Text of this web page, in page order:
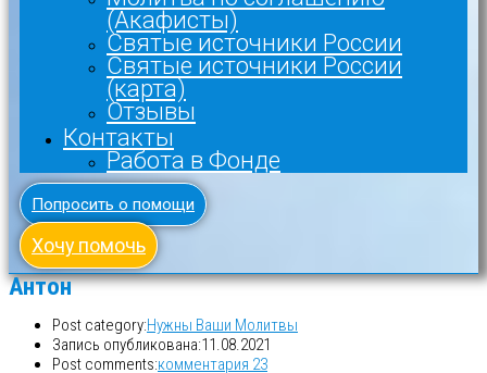
(Акафисты)
Святые источники России
Святые источники России
(карта)
Отзывы
Контакты
Работа в Фонде
Попросить о помощи
Хочу помочь
Антон
Post category:Нужны Ваши Молитвы
Запись опубликована:11.08.2021
Post comments:комментария 23